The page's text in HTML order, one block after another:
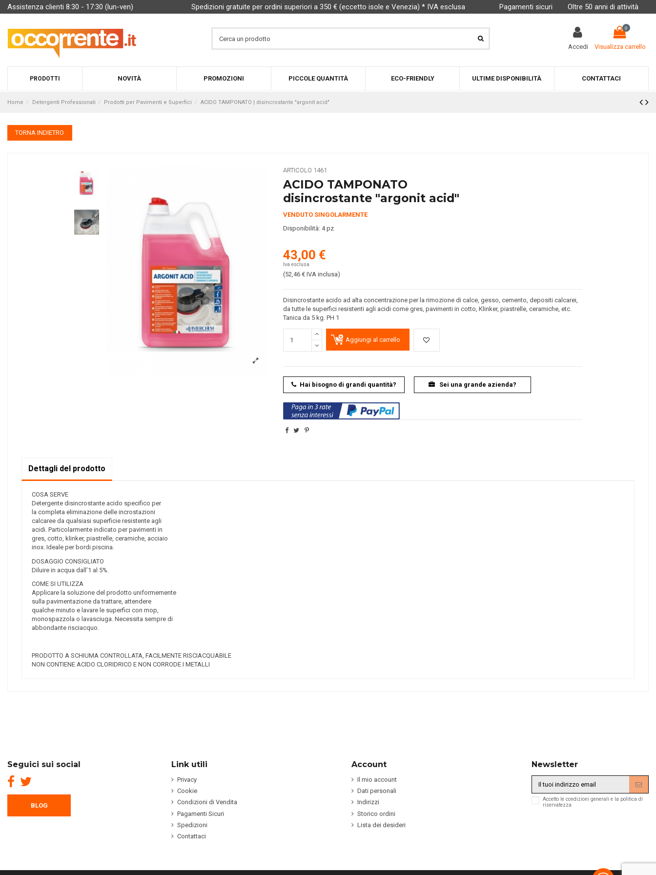
Assistenza clienti 8:30 - 17:30 (lun-ven) Spedizioni gratuite per ordini superiori a 350 € (eccetto isole e Venezia) * IVA esclusa Pagamenti sicuri Oltre 50 anni di attività
Accedi
0
Visualizza carrello
PRODOTTI NOVITÀ PROMOZIONI PICCOLE QUANTITÀ ECO-FRIENDLY ULTIME DISPONIBILITÀ CONTATTACI
Home Detergenti Professionali Prodotti per Pavimenti e Superfici ACIDO TAMPONATO | disincrostante "argonit acid"
TORNA INDIETRO
ARTICOLO 1461
ACIDO TAMPONATO
disincrostante "argonit acid"
VENDUTO SINGOLARMENTE
Disponibilità: 4 pz
43,00 €
Iva esclusa
(52,46 € IVA inclusa)
Disincrostante acido ad alta concentrazione per la rimozione di calce, gesso, cemento, depositi calcarei,
da tutte le superfici resistenti agli acidi come gres, pavimenti in cotto, Klinker, piastrelle, ceramiche, etc.
Tanica da 5 kg. PH 1
Aggiungi al carrello
Hai bisogno di grandi quantità? Sei una grande azienda?
Dettagli del prodotto
COSA SERVE
Detergente disincrostante acido specifico per
la completa eliminazione delle incrostazioni
calcaree da qualsiasi superficie resistente agli
acidi. Particolarmente indicato per pavimenti in
gres, cotto, klinker, piastrelle, ceramiche, acciaio
inox. Ideale per bordi piscina.
DOSAGGIO CONSIGLIATO
Diluire in acqua dall’1 al 5%.
COME SI UTILIZZA
Applicare la soluzione del prodotto uniformemente
sulla pavimentazione da trattare, attendere
qualche minuto e lavare le superfici con mop,
monospazzola o lavasciuga. Necessita sempre di
abbondante risciacquo.
PRODOTTO A SCHIUMA CONTROLLATA, FACILMENTE RISCIACQUABILE
NON CONTIENE ACIDO CLORIDRICO E NON CORRODE I METALLI
Seguici sui social
BLOG
Link utili
Privacy
Cookie
Condizioni di Vendita
Pagamenti Sicuri
Spedizioni
Contattaci
Account
Il mio account
Dati personali
Indirizzi
Storico ordini
Lista dei desideri
Newsletter
Accetto le condizioni generali e la politica di
riservatezza